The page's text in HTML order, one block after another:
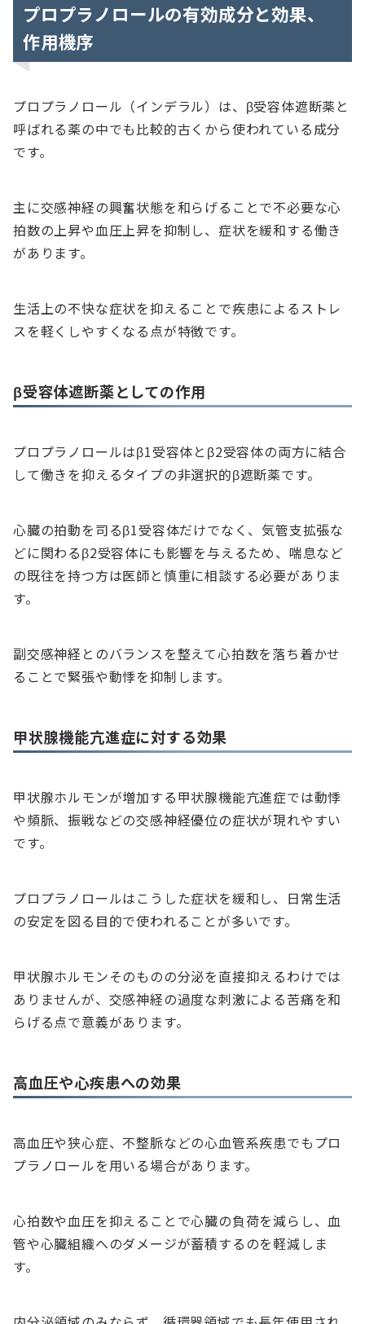
プロプラノロールの有効成分と効果、
作用機序
プロプラノロール（インデラル）は、β受容体遮断薬と
呼ばれる薬の中でも比較的古くから使われている成分
です。
主に交感神経の興奮状態を和らげることで不必要な心
拍数の上昇や血圧上昇を抑制し、症状を緩和する働き
があります。
生活上の不快な症状を抑えることで疾患によるストレ
スを軽くしやすくなる点が特徴です。
β受容体遮断薬としての作用
プロプラノロールはβ1受容体とβ2受容体の両方に結合
して働きを抑えるタイプの非選択的β遮断薬です。
心臓の拍動を司るβ1受容体だけでなく、気管支拡張な
どに関わるβ2受容体にも影響を与えるため、喘息など
の既往を持つ方は医師と慎重に相談する必要がありま
す。
副交感神経とのバランスを整えて心拍数を落ち着かせ
ることで緊張や動悸を抑制します。
甲状腺機能亢進症に対する効果
甲状腺ホルモンが増加する甲状腺機能亢進症では動悸
や頻脈、振戦などの交感神経優位の症状が現れやすい
です。
プロプラノロールはこうした症状を緩和し、日常生活
の安定を図る目的で使われることが多いです。
甲状腺ホルモンそのものの分泌を直接抑えるわけでは
ありませんが、交感神経の過度な刺激による苦痛を和
らげる点で意義があります。
高血圧や心疾患への効果
高血圧や狭心症、不整脈などの心血管系疾患でもプロ
プラノロールを用いる場合があります。
心拍数や血圧を抑えることで心臓の負荷を減らし、血
管や心臓組織へのダメージが蓄積するのを軽減しま
す。